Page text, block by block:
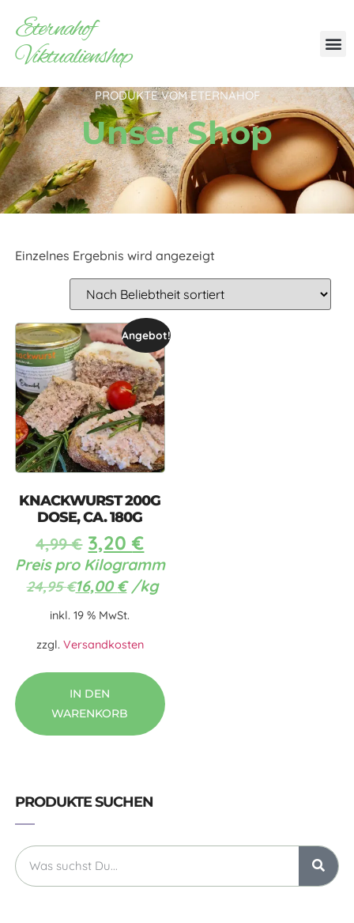
Eternahof
Viktualienshop
PRODUKTE VOM ETERNAHOF
Unser Shop
Einzelnes Ergebnis wird angezeigt
Angebot!
KNACKWURST 200G
DOSE, CA. 180G
4,99€ 3,20€
Preis pro Kilogramm
24,95€16,00€ /kg
inkl. 19 % MwSt.
zzgl. Versandkosten
IN DEN
WARENKORB
PRODUKTE SUCHEN